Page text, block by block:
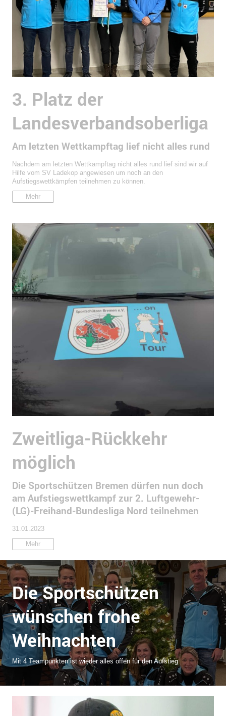
3. Platz der
Landesverbandsoberliga
Am letzten Wettkampftag lief nicht alles rund
Nachdem am letzten Wettkampftag nicht alles rund lief sind wir auf
Hilfe vom SV Ladekop angewiesen um noch an den
Aufstiegswettkämpfen teilnehmen zu können.
Mehr
Zweitliga-Rückkehr
möglich
Die Sportschützen Bremen dürfen nun doch
am Aufstiegswettkampf zur 2. Luftgewehr-
(LG)-Freihand-Bundesliga Nord teilnehmen
31.01.2023
Mehr
Die Sportschützen
wünschen frohe
Weihnachten
Mit 4 Teampunkten ist wieder alles offen für den Aufstieg